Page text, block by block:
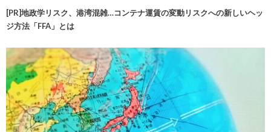
[PR]地政学リスク、港湾混雑…コンテナ運賃の変動リスクへの新しいヘッ
ジ方法「FFA」とは